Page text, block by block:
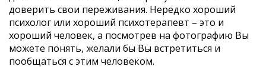
доверить свои переживания. Нередко хороший
психолог или хороший психотерапевт – это и
хороший человек, а посмотрев на фотографию Вы
можете понять, желали бы Вы встретиться и
пообщаться с этим человеком.